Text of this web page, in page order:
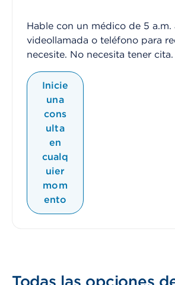
Hable con un médico de 5
videollamada o teléfono para
necesite. No necesita tener cita.
Inicie
una
cons
ulta
en
cualq
uier
mom
ento
Todas las opciones